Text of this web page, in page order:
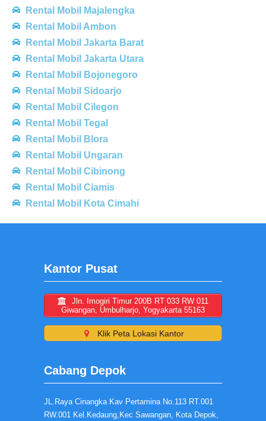
Rental Mobil Majalengka
Rental Mobil Ambon
Rental Mobil Jakarta Barat
Rental Mobil Jakarta Utara
Rental Mobil Bojonegoro
Rental Mobil Sidoarjo
Rental Mobil Cilegon
Rental Mobil Tegal
Rental Mobil Blora
Rental Mobil Ungaran
Rental Mobil Cibinong
Rental Mobil Ciamis
Rental Mobil Kota Cimahi
Kantor Pusat
Jln. Imogiri Timur 200B RT 033 RW 011
Giwangan, Umbulharjo, Yogyakarta 55163
Klik Peta Lokasi Kantor
Cabang Depok
JL.Raya Cinangka Kav Pertamina No.113 RT.001
RW.001 Kel.Kedaung,Kec Sawangan, Kota Depok,